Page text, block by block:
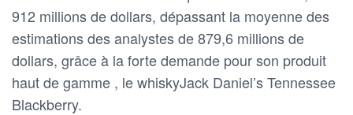
912 millions de dollars, dépassant la moyenne des
estimations des analystes de 879,6 millions de
dollars, grâce à la forte demande pour son produit
haut de gamme , le whiskyJack Daniel’s Tennessee
Blackberry.